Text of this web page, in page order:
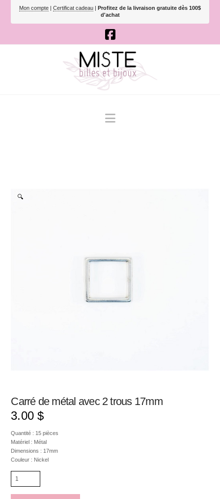
Mon compte | Certificat cadeau | Profitez de la livraison gratuite dès 100$
d'achat
Navigation
🔍
Carré de métal avec 2 trous 17mm
3.00 $
Quantité : 15 pièces
Matériel : Métal
Dimensions : 17mm
Couleur : Nickel
quantité
Carré